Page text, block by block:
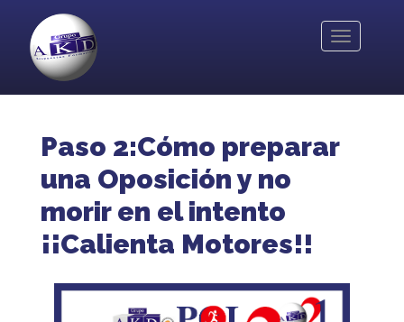
contenido
principal
Toggle
Paso 2:Cómo preparar
una Oposición y no
morir en el intento
¡¡Calienta Motores!!